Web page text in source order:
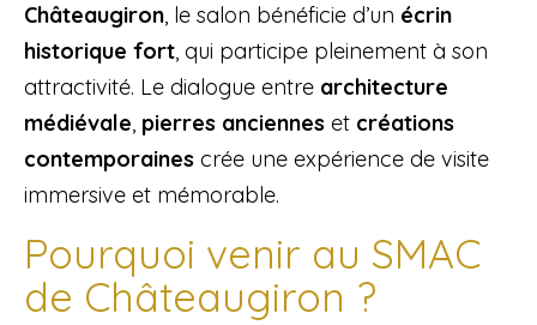
Châteaugiron, le salon bénéficie d’un écrin
historique fort, qui participe pleinement à son
attractivité. Le dialogue entre architecture
médiévale, pierres anciennes et créations
contemporaines crée une expérience de visite
immersive et mémorable.
Pourquoi venir au SMAC
de Châteaugiron ?